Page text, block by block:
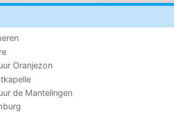
Oranjezon
de Mantelingen